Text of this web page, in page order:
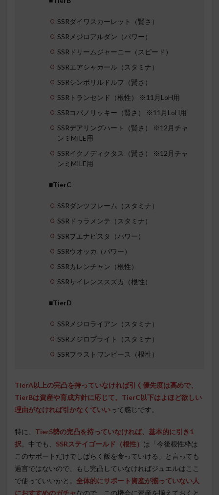
SSRダイワスカーレット（賢さ）
SSRメジロアルダン（パワー）
SSRドリームジャーニー（スピード）
SSRエアシャカール（スタミナ）
SSRシンボリルドルフ（賢さ）
SSRトランセンド（根性） ※11月LoH用
SSRコパノリッキー（賢さ） ※11月LoH用
SSRデアリングハート（賢さ） ※12月チャ
ンミMILE用
SSRイクノディクタス（賢さ） ※12月チャ
ンミMILE用
■TierC
SSRダンツフレーム（スタミナ）
SSRドゥラメンテ（スタミナ）
SSRブエナビスタ（パワー）
SSRウオッカ（パワー）
SSRカレンチャン（根性）
SSRサイレンススズカ（根性）
■TierD
SSRメジロライアン（スタミナ）
SSRメジロブライト（スタミナ）
SSRブラストワンピース（根性）
TierA以上の完凸を持っていなければ引く優先度は高めで、
TierBは資産や育成方針に応じて。TierC以下はよほど欲しい
理由がなければ引かなくていいって感じです。
特に、 TierS勢の完凸を持っていなければ、基本的に引き1
択。中でも、 SSRステイゴールド（根性） は「今後根性枠は
このサポートだけでしばらく飯を食っていける」と言っても
過言ではないので、もし完凸していなければジュエルはここ
で使っていいかと。 全体的にサポート資産が揃っていない人
におすすめのガチャなので、この機会に資産を揃えておくと